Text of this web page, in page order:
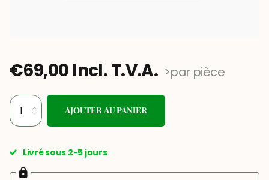
€69,00 Incl. T.V.A. >par pièce
AJOUTER AU PANIER
Livré sous 2-5 jours